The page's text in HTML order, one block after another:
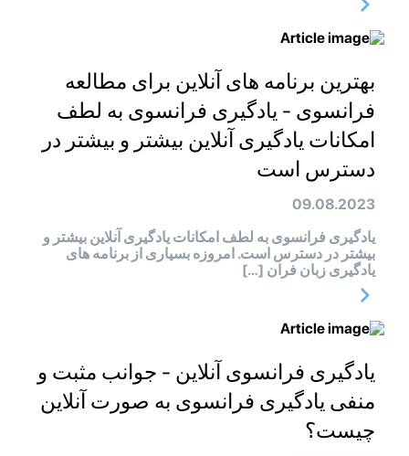
بهترین برنامه های آنلاین برای مطالعه
فرانسوی - یادگیری فرانسوی به لطف
امکانات یادگیری آنلاین بیشتر و بیشتر در
دسترس است
09.08.2023
یادگیری فرانسوی به لطف امکانات یادگیری آنلاین بیشتر و
بیشتر در دسترس است. امروزه بسیاری از برنامه های
یادگیری زبان فران […]
یادگیری فرانسوی آنلاین - جوانب مثبت و
منفی یادگیری فرانسوی به صورت آنلاین
چیست؟